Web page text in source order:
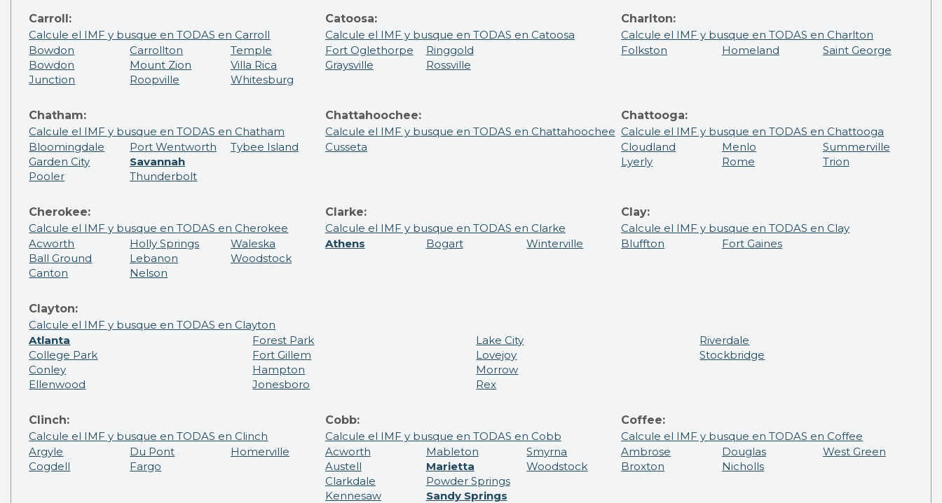
Carroll:
Calcule el IMF y busque en TODAS en Carroll
Bowdon
Bowdon
Junction
Carrollton
Mount Zion
Roopville
Temple
Villa Rica
Whitesburg
Catoosa:
Calcule el IMF y busque en TODAS en Catoosa
Fort Oglethorpe
Graysville
Ringgold
Rossville
Charlton:
Calcule el IMF y busque en TODAS en Charlton
Folkston
Homeland Saint George
Chatham:
Calcule el IMF y busque en TODAS en Chatham
Bloomingdale
Garden City
Pooler
Port Wentworth
Savannah
Thunderbolt
Tybee Island
Chattahoochee:
Calcule el IMF y busque en TODAS en Chattahoochee
Cusseta
Chattooga:
Calcule el IMF y busque en TODAS en Chattooga
Cloudland
Lyerly
Menlo
Rome
Summerville
Trion
Cherokee:
Calcule el IMF y busque en TODAS en Cherokee
Acworth
Ball Ground
Canton
Holly Springs
Lebanon
Nelson
Waleska
Woodstock
Clarke:
Calcule el IMF y busque en TODAS en Clarke
Athens
Bogart Winterville
Clay:
Calcule el IMF y busque en TODAS en Clay
Bluffton
Fort Gaines
Clayton:
Calcule el IMF y busque en TODAS en Clayton
Atlanta
College Park
Conley
Ellenwood
Forest Park
Fort Gillem
Hampton
Jonesboro
Lake City
Lovejoy
Morrow
Rex
Riverdale
Stockbridge
Clinch:
Calcule el IMF y busque en TODAS en Clinch
Argyle
Cogdell
Du Pont
Fargo
Homerville
Cobb:
Calcule el IMF y busque en TODAS en Cobb
Acworth
Austell
Clarkdale
Kennesaw
Mableton
Marietta
Powder Springs
Sandy Springs
Smyrna
Woodstock
Coffee:
Calcule el IMF y busque en TODAS en Coffee
Ambrose
Broxton
Douglas
Nicholls
West Green